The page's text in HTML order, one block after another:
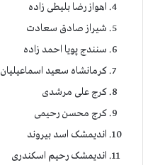
اهواز رضا بلیطی زاده
شیراز صادق سعادت
سنندج پویا احمد زاده
کرمانشاه سعید اسماعیلیان
کرج علی مرشدی
کرج محسن رحیمی
اندیمشک اسد بیروند
اندیمشک رحیم اسکندری